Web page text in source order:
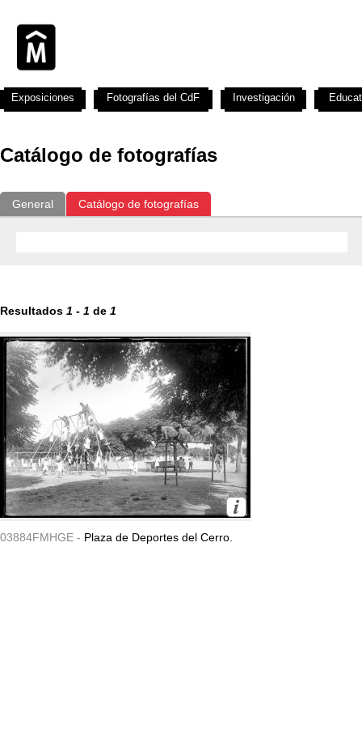
Catálogo de fotografías
General Catálogo de fotografías
Resultados 1 - 1 de 1
03884FMHGE - Plaza de Deportes del Cerro.
Exposiciones Fotografías del CdF Investigación